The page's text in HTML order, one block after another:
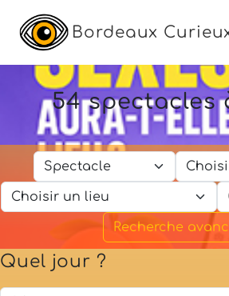
Bordeaux
54 spectacles
Recherche
Quel jour ?